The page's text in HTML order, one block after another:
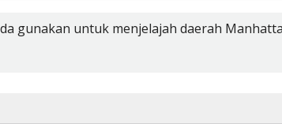
gunakan untuk menjelajah daerah